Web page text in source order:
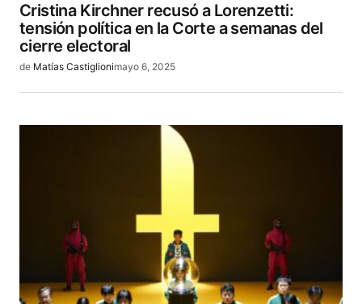
Cristina Kirchner recusó a Lorenzetti:
tensión política en la Corte a semanas del
cierre electoral
de Matías Castiglionimayo 6, 2025